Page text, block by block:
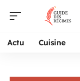
Actu Cuisine